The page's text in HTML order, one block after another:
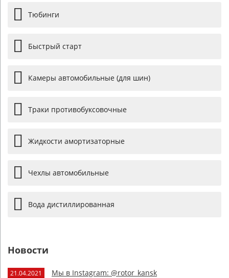
Тюбинги
Быстрый старт
Камеры автомобильные (для шин)
Траки противобуксовочные
Жидкости амортизаторные
Чехлы автомобильные
Вода дистиллированная
Новости
21.04.2021
Мы в Instagram: @rotor_kansk